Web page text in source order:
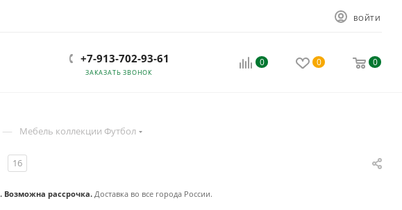
ВОЙТИ
+7-913-702-93-61
ЗАКАЗАТЬ ЗВОНОК
0 0 0
— Мебель коллекции Футбол
16
Возможна рассрочка. Доставка во все города России.